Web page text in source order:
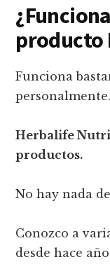
producto
Funciona
personalmente.
Herbalife
productos.
No hay nada
Conozco a
desde hace